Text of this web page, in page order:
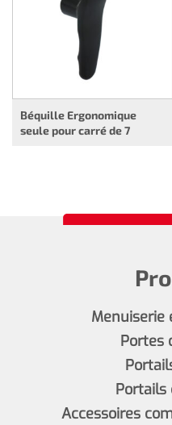
Béquille Ergonomique
seule pour carré de 7
Menuiserie
Portes
Portails
Accessoires